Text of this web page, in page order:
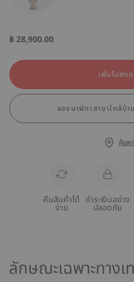
฿ 28,900.00
เพิ่มไปยัง
จองนาฬิกาสาขาใกล้บ้า
ค้นห
คืนสินค้าได้
ง่าย
ชำระเงินอย่าง
ปลอดภัย
ลักษณะเฉพาะทาง